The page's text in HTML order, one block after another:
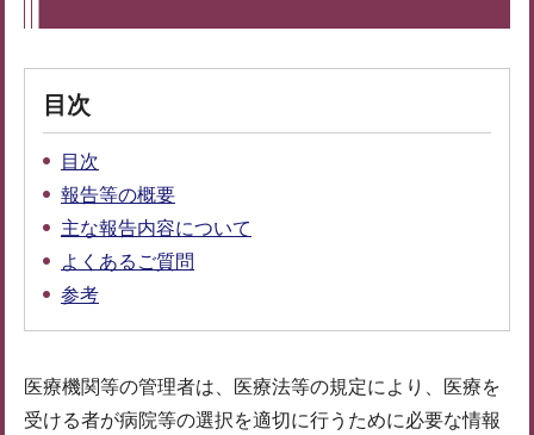
目次
目次
報告等の概要
主な報告内容について
よくあるご質問
参考
医療機関等の管理者は、医療法等の規定により、医療を
受ける者が病院等の選択を適切に行うために必要な情報